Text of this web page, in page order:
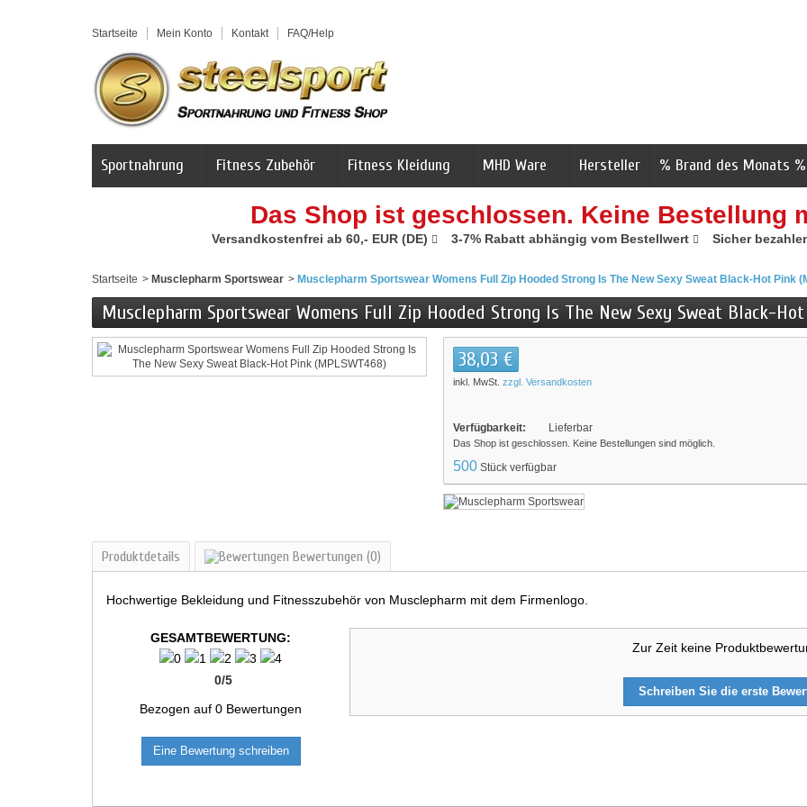
Startseite Mein Konto Kontakt FAQ/Help
Sportnahrung Fitness Zubehör Fitness Kleidung MHD Ware Hersteller % Brand des Monats %
Das Shop ist geschlossen. Keine Bestellung
Versandkostenfrei ab 60,- EUR (DE) 3-7% Rabatt abhängig vom Bestellwert Sicher
Startseite > Musclepharm Sportswear > Musclepharm Sportswear Womens Full Zip Hooded Strong Is The New Sexy Sweat Black-Hot Pink
Musclepharm Sportswear Womens Full Zip Hooded Strong Is The New Sexy Sweat Black-
38,03 €
inkl. MwSt. zzgl. Versandkosten
Verfügbarkeit: Lieferbar
Das Shop ist geschlossen. Keine Bestellungen sind möglich.
500 Stück verfügbar
Produktdetails Bewertungen (0)
Hochwertige Bekleidung und Fitnesszubehör von Musclepharm mit dem Firmenlogo.
GESAMTBEWERTUNG:
0/5
Bezogen auf0 Bewertungen
Eine Bewertung schreiben
Zur Zeit keine
Schreiben Sie die erste